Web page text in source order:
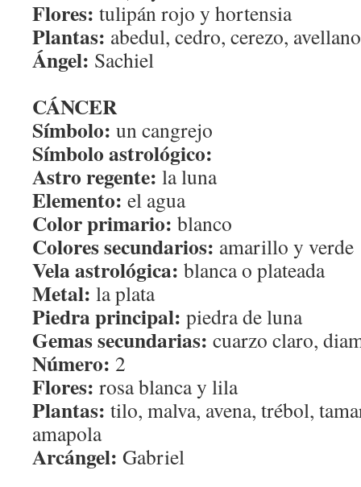
Flores: tulipán rojo y hortensia
Plantas: abedul, cedro, cerezo,
Ángel: Sachiel
CÁNCER
Símbolo: un cangrejo
Símbolo astrológico:
Astro regente: la luna
Elemento: el agua
Color primario: blanco
Colores secundarios: amarillo y verde
Vela astrológica: blanca o plateada
Metal: la plata
Piedra principal: piedra de luna
Gemas secundarias: cuarzo claro,
Número: 2
Flores: rosa blanca y lila
Plantas: tilo, malva, avena, trébol,
amapola
Arcángel: Gabriel